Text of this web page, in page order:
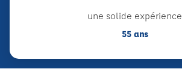
une solide expérience
55 ans